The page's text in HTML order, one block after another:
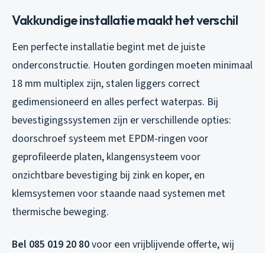
Vakkundige installatie maakt het verschil
Een perfecte installatie begint met de juiste
onderconstructie. Houten gordingen moeten minimaal
18 mm multiplex zijn, stalen liggers correct
gedimensioneerd en alles perfect waterpas. Bij
bevestigingssystemen zijn er verschillende opties:
doorschroef systeem met EPDM-ringen voor
geprofileerde platen, klangensysteem voor
onzichtbare bevestiging bij zink en koper, en
klemsystemen voor staande naad systemen met
thermische beweging.
Bel 085 019 20 80voor een vrijblijvende offerte, wij